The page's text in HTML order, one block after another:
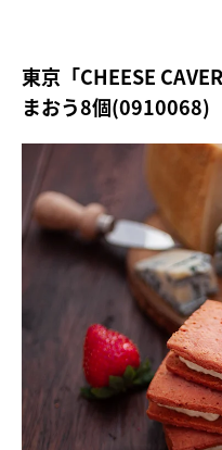
東京「CHEESE
まおう8個(0910068)